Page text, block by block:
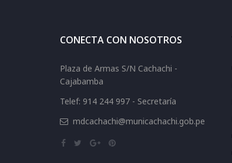
CONECTA CON NOSOTROS
Plaza de Armas S/N Cachachi -
Cajabamba
Telef: 914 244 997 - Secretaría
mdcachachi@municachachi.gob.pe